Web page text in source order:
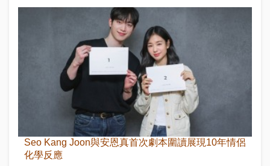
Seo Kang Joon與安恩真首次劇本圍讀展現10年情侶
化學反應